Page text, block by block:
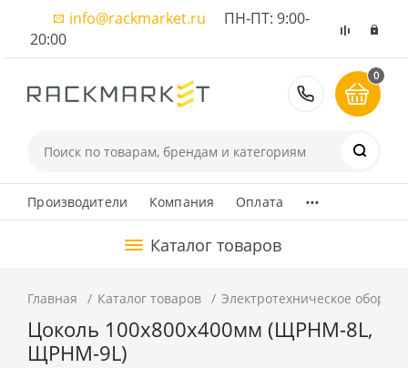
info@rackmarket.ru ПН-ПТ: 9:00-
20:00
8 (495)
0
Производители Компания Оплата ...
Каталог товаров
Главная Каталог товаров Электротехническое
Цоколь 100х800х400мм (ЩРНМ-8L,
ЩРНМ-9L)